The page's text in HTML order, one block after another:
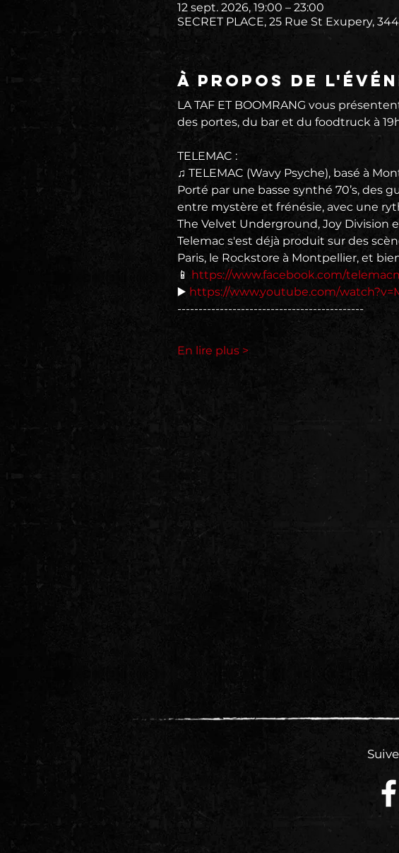
12 sept. 2026, 19:00 – 23:00
SECRET PLACE, 25 Rue St Exupery,
À propos de
LA TAF ET BOOMRANG vous
des portes, du bar et du foodtruck à
TELEMAC :
♫ TELEMAC (Wavy Psyche), basé à
Porté par une basse synthé 70’s, des
entre mystère et frénésie, avec une
The Velvet Underground, Joy Division
Telemac s'est déjà produit sur des
Paris, le Rockstore à Montpellier, et
📱 https://www.facebook.com/
▶️ https://www.youtube.com/
--------------------------------------------
En lire plus >